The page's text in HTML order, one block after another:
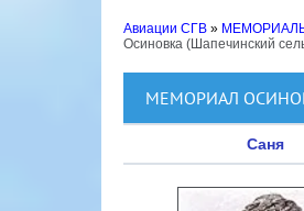
Авиации СГВ »
Осиновка (Шапечинский
МЕМОРИАЛ
Саня